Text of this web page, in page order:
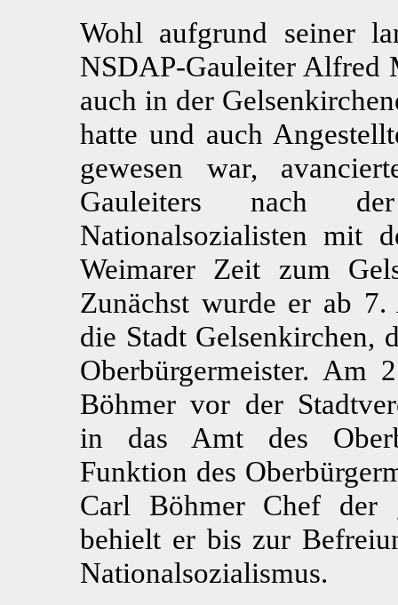
Wohl aufgrund seiner
NSDAP-Gauleiter Alfred
auch in der
hatte und auch
gewesen war,
Gauleiters nach
Nationalsozialisten mit
Weimarer Zeit zum
Zunächst wurde er ab
die Stadt Gelsenkirchen,
Oberbürgermeister. Am
Böhmer vor der
in das Amt des
Funktion des
Carl Böhmer Chef der
behielt er bis zur
Nationalsozialismus.